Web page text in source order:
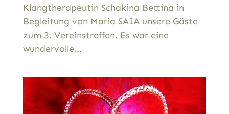
Klangtherapeutin Schakina Bettina in
Begleitung von Maria SAIA unsere Gäste
zum 3. Vereinstreffen. Es war eine
wundervolle...